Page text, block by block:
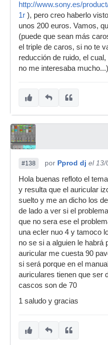
http://www.sony.es/
1r ), pero creo haberlo
unos 200 euros. Vamos,
(puede que sean más
el triple de caros, si no te
reducción de ruido, el
no me interesaba mucho...)
#138 por Pprod dj el 13/
Hola buenas refloto el
y resulta que el auricular
suelto y me an dicho los
de lado a ver si el
que no sera ese el
una ecler nuo 4 y tamoco
no se si a alguien le habrá
auricular me cuesta 90
si será porque en el
auriculares tienen que ser
cascos son de 70
1 saludo y gracias